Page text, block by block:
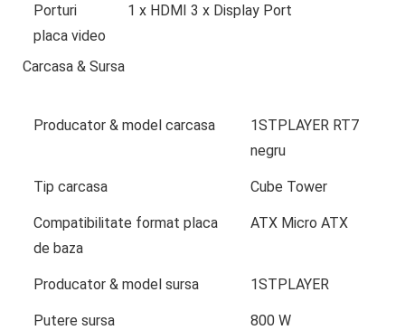
Porturi
placa video
1 x HDMI 3 x Display Port
Carcasa & Sursa
Producator & model carcasa
1STPLAYER RT7
negru
Tip carcasa Cube Tower
Compatibilitate format placa
de baza
ATX Micro ATX
Producator & model sursa 1STPLAYER
Putere sursa 800 W